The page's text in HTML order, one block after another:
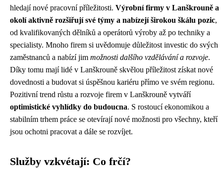
hledají nové pracovní příležitosti. Výrobní firmy v Lanškrouně a
okolí aktivně rozšiřují své týmy a nabízejí širokou škálu pozic,
od kvalifikovaných dělníků a operátorů výroby až po techniky a
specialisty. Mnoho firem si uvědomuje důležitost investic do svých
zaměstnanců a nabízí jim možnosti dalšího vzdělávání a rozvoje.
Díky tomu mají lidé v Lanškrouně skvělou příležitost získat nové
dovednosti a budovat si úspěšnou kariéru přímo ve svém regionu.
Pozitivní trend růstu a rozvoje firem v Lanškrouně vytváří
optimistické vyhlídky do budoucna. S rostoucí ekonomikou a
stabilním trhem práce se otevírají nové možnosti pro všechny, kteří
jsou ochotni pracovat a dále se rozvíjet.
Služby vzkvétají: Co frčí?